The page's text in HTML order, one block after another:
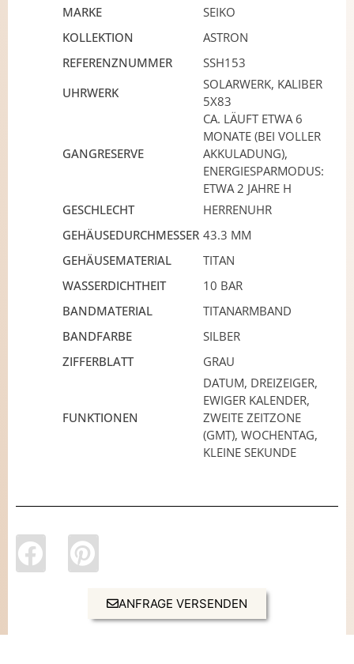
MARKE
SEIKO
KOLLEKTION
ASTRON
REFERENZNUMMER
SSH153
UHRWERK
SOLARWERK, KALIBER
5X83
GANGRESERVE
CA. LÄUFT ETWA 6
MONATE (BEI VOLLER
AKKULADUNG),
ENERGIESPARMODUS:
ETWA 2 JAHRE H
GESCHLECHT
HERRENUHR
GEHÄUSEDURCHMESSER 43.3 MM
GEHÄUSEMATERIAL
TITAN
WASSERDICHTHEIT
10 BAR
BANDMATERIAL
TITANARMBAND
BANDFARBE
SILBER
ZIFFERBLATT
GRAU
FUNKTIONEN
DATUM, DREIZEIGER,
EWIGER KALENDER,
ZWEITE ZEITZONE
(GMT), WOCHENTAG,
KLEINE SEKUNDE
ANFRAGE VERSENDEN